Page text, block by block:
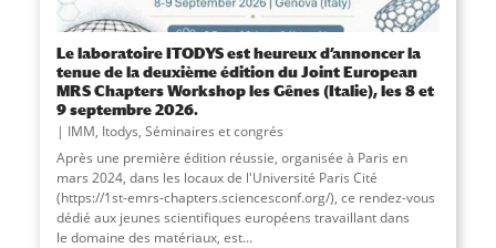
Le laboratoire ITODYS est heureux d’annoncer la
tenue de la deuxième édition du Joint European
MRS Chapters Workshop les Gênes (Italie), les 8 et
9 septembre 2026.
IMM, Itodys, Séminaires et congrés
Après une première édition réussie, organisée à Paris en
mars 2024, dans les locaux de l'Université Paris Cité
(https://1st-emrs-chapters.sciencesconf.org/), ce rendez-vous
dédié aux jeunes scientifiques européens travaillant dans
le domaine des matériaux, est...